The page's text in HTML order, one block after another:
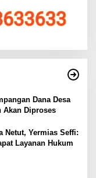
Dana Desa
Akan Diproses
Netut, Yermias Seffi:
Layanan Hukum